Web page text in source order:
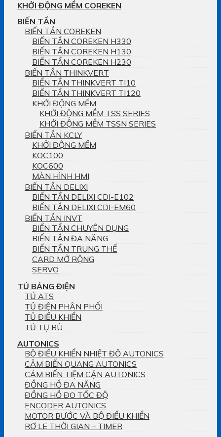
KHỞI ĐỘNG MỀM COREKEN
BIẾN TẦN
BIẾN TẦN COREKEN
BIẾN TẦN COREKEN H330
BIẾN TẦN COREKEN H130
BIẾN TẦN COREKEN H230
BIẾN TẦN THINKVERT
BIẾN TẦN THINKVERT TI10
BIẾN TẦN THINKVERT TI120
KHỞI ĐỘNG MỀM
KHỞI ĐỘNG MỀM TSS SERIES
KHỞI ĐỘNG MỀM TSSN SERIES
BIẾN TẦN KCLY
KHỞI ĐỘNG MỀM
KOC100
KOC600
MÀN HÌNH HMI
BIẾN TẦN DELIXI
BIẾN TẦN DELIXI CDI-E102
BIẾN TẦN DELIXI CDI-EM60
BIẾN TẦN INVT
BIẾN TẦN CHUYÊN DỤNG
BIẾN TẦN ĐA NĂNG
BIẾN TẦN TRUNG THẾ
CARD MỞ RỘNG
SERVO
TỦ BẢNG ĐIỆN
TỦ ATS
TỦ ĐIỆN PHÂN PHỐI
TỦ ĐIỀU KHIỂN
TỦ TỤ BÙ
AUTONICS
BỘ ĐIỀU KHIỂN NHIỆT ĐỘ AUTONICS
CẢM BIẾN QUANG AUTONICS
CẢM BIẾN TIỆM CẬN AUTONICS
ĐỒNG HỒ ĐA NĂNG
ĐỒNG HỒ ĐO TỐC ĐỘ
ENCODER AUTONICS
MOTOR BƯỚC VÀ BỘ ĐIỀU KHIỂN
RƠ LE THỜI GIAN – TIMER